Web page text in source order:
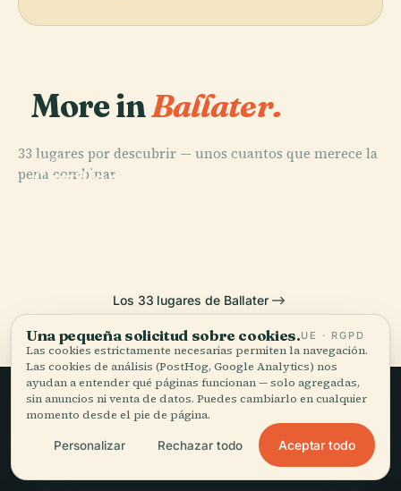
More inBallater.
33 lugares por descubrir — unos cuantos que merece la
pena combinar.
PLACE
Castillo de
PLACE
PLACE
Los 33 lugares de Ballater
Viajar sin prisa,
bien contado.
Una pequeña solicitud sobre cookies.UE · RGPD
Las cookies estrictamente necesarias permiten la navegación.
Las cookies de análisis (PostHog, Google Analytics) nos
ayudan a entender qué páginas funcionan — solo agregadas,
sin anuncios ni venta de datos. Puedes cambiarlo en cualquier
momento desde el pie de página.
Personalizar Rechazar todo Aceptar todo